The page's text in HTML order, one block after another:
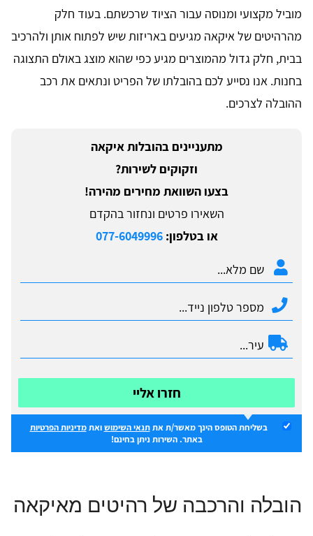
מוביל מקצועי ומנוסה עבור הציוד שרכשתם. בעוד חלק
מהרהיטים של איקאה מגיעים באריזות שיש לפתוח אותן ולהרכיב
בבית, חלק גדול מהמוצרים מגיע כפי שהוא מוצג באולם התצוגה
בחנות. אנו נסייע לכם בהובלתו של הפריט ונתאים את רכב
ההובלה לצרכים.
מתעניינים בהובלות איקאה
וזקוקים לשירות?
בצעו השוואת מחירים מהירה!
השאירו פרטים ונחזור בהקדם
או בטלפון:077-6049996
חזרו אליי
בשליחת הטופס הינך מאשר/ת אתתנאי השימושואתמדיניות הפרטיות
באתר. השירות ניתן בחינם!
הובלה והרכבה של רהיטים מאיקאה